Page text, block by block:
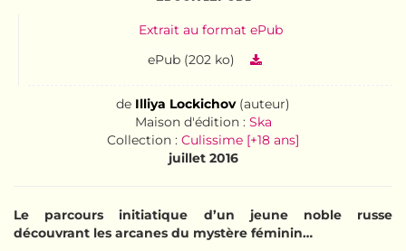
Extrait au format ePub
ePub (202 ko)
de Illiya Lockichov(auteur)
Maison d'édition : Ska
Collection : Culissime [+18 ans]
juillet 2016
Le parcours initiatique d’un jeune noble russe
découvrant les arcanes du mystère féminin…